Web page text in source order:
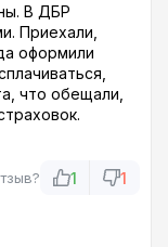
В ДБР
Приехали,
оформили
что обещали,
за 55 000.
1 1